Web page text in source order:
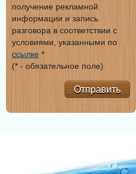
получение рекламной
информации и запись
разговора в соответствии с
условиями, указанными по
ссылке *
(* - обязательное поле)
Отправить